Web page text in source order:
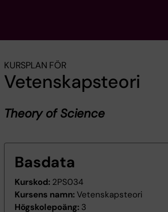
KURSPLAN FÖR
Vetenskapsteori
Theory of Science
Basdata
Kurskod: 2PS034
Kursens namn:Vetenskapsteori
Högskolepoäng: 3